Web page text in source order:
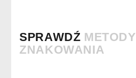
SPRAWDŹ METODY
ZNAKOWANIA